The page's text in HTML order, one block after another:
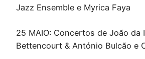
Jazz Ensemble e Myrica Faya
25 MAIO: Concertos de João da
Bettencourt & António Bulcão e